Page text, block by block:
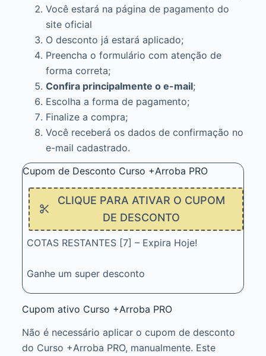
Você estará na página de pagamento do
site oficial
O desconto já estará aplicado;
Preencha o formulário com atenção de
forma correta;
Confira principalmente o e-mail;
Escolha a forma de pagamento;
Finalize a compra;
Você receberá os dados de confirmação no
e-mail cadastrado.
Cupom de Desconto Curso +Arroba PRO
CLIQUE PARA ATIVAR O CUPOM
DE DESCONTO
COTAS RESTANTES [7] – Expira Hoje!
Ganhe um super desconto
Cupom ativo Curso +Arroba PRO
Não é necessário aplicar o cupom de desconto
do Curso +Arroba PRO, manualmente. Este